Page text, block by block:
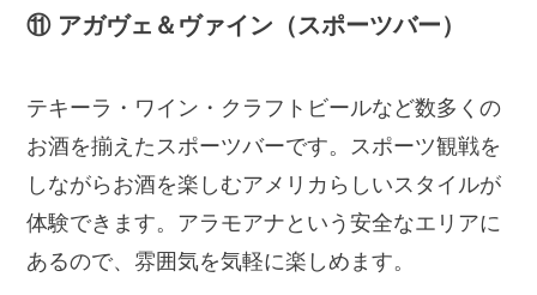
⑪ アガヴェ＆ヴァイン（スポーツバー）
テキーラ・ワイン・クラフトビールなど数多くの
お酒を揃えたスポーツバーです。スポーツ観戦を
しながらお酒を楽しむアメリカらしいスタイルが
体験できます。アラモアナという安全なエリアに
あるので、雰囲気を気軽に楽しめます。